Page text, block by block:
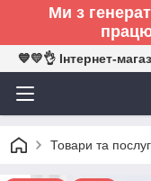
Ми з
💙💛👌 Інтернет-
Товари та